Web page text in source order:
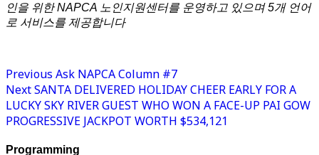
인을 위한NAPCA 노인지원센터를 운영하고 있으며5개 언어
로 서비스를 제공합니다
Previous Ask NAPCA Column #7
NextSANTA DELIVERED HOLIDAY CHEER EARLY FOR A
LUCKY SKY RIVER GUEST WHO WON A FACE-UP PAI GOW
PROGRESSIVE JACKPOT WORTH $534,121
Programming